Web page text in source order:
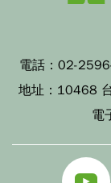
電話： 02-
地址： 10468
電